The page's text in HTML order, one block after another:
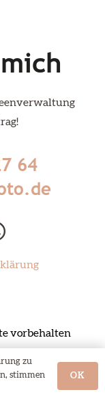
64
vorbehalten
zu
stimmen
OK